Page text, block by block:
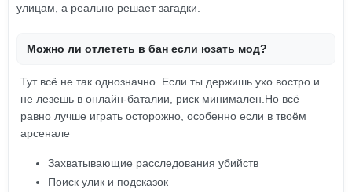
улицам, а реально решает загадки.
Можно ли отлететь в бан если юзать мод?
Тут всё не так однозначно. Если ты держишь ухо востро и
не лезешь в онлайн-баталии, риск минимален.Но всё
равно лучше играть осторожно, особенно если в твоём
арсенале
Захватывающие расследования убийств
Поиск улик и подсказок